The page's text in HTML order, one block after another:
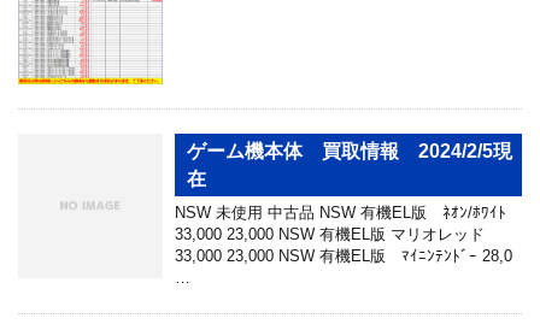
ゲーム機本体 買取情報 2024/2/5現
在
NSW 未使用 中古品 NSW 有機EL版 ﾈｵﾝ/ﾎﾜｲﾄ
33,000 23,000 NSW 有機EL版 マリオレッド
33,000 23,000 NSW 有機EL版 ﾏｲﾆﾝﾃﾝﾄﾞｰ 28,0